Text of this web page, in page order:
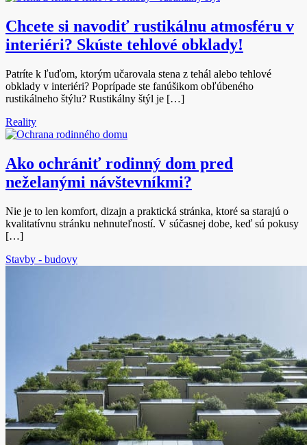
Chcete si navodiť rustikálnu atmosféru v
interiéri? Skúste tehlové obklady!
Patríte k ľuďom, ktorým učarovala stena z tehál alebo tehlové
obklady v interiéri? Poprípade ste fanúšikom obľúbeného
rustikálneho štýlu? Rustikálny štýl je […]
Reality
Ako ochrániť rodinný dom pred
neželanými návštevníkmi?
Nie je to len komfort, dizajn a praktická stránka, ktoré sa starajú o
kvalitatívnu stránku nehnuteľností. V súčasnej dobe, keď sú pokusy
[…]
Stavby - budovy